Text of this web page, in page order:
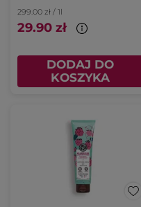
299.00 zł / 1l
29.90 zł
DODAJ DO
KOSZYKA